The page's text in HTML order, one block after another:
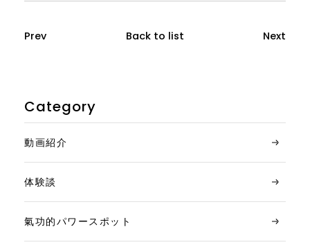
Prev Back to list Next
Category
動画紹介
体験談
氣功的パワースポット